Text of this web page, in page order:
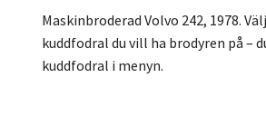
Maskinbroderad Volvo 242, 1978.
kuddfodral du vill ha brodyren på –
kuddfodral i menyn.